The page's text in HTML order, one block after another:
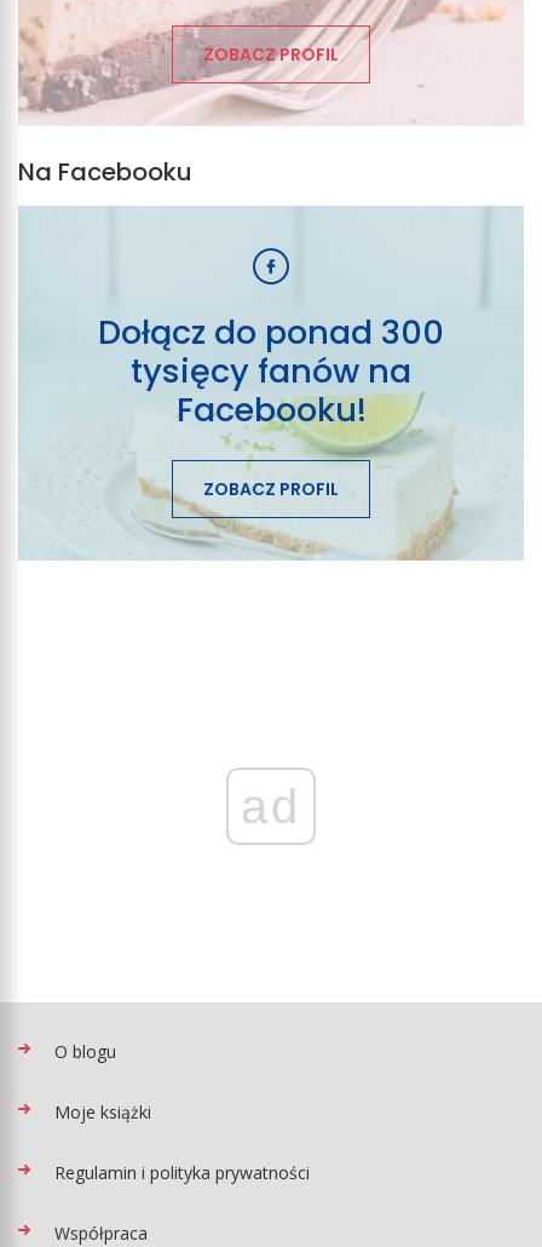
ZOBACZ PROFIL
Na Facebooku
Dołącz do ponad 300
tysięcy fanów na
Facebooku!
ZOBACZ PROFIL
ad
O blogu
Moje książki
Regulamin i polityka prywatności
Współpraca